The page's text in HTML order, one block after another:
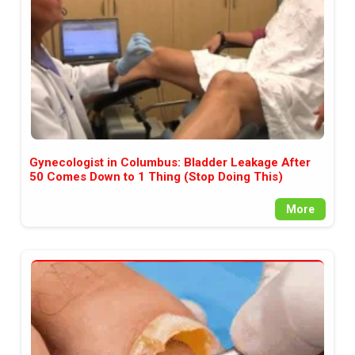
Gynecologist in Columbus: Bladder Leakage After
50 Comes Down to 1 Thing (Stop Doing This)
More